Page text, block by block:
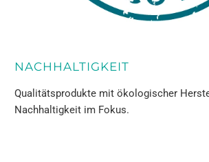
NACHHALTIGKEIT
Qualitätsprodukte mit ökologischer
Nachhaltigkeit im Fokus.